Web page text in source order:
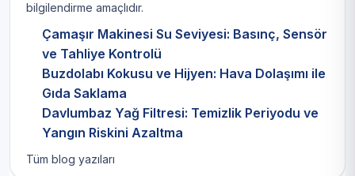
bilgilendirme amaçlıdır.
Çamaşır Makinesi Su Seviyesi: Basınç, Sensör
ve Tahliye Kontrolü
Buzdolabı Kokusu ve Hijyen: Hava Dolaşımı ile
Gıda Saklama
Davlumbaz Yağ Filtresi: Temizlik Periyodu ve
Yangın Riskini Azaltma
Tüm blog yazıları